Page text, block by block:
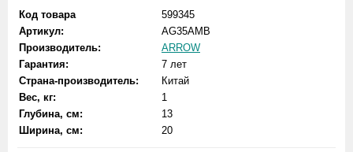
Код товара
599345
Артикул:
AG35AMB
Производитель:
ARROW
Гарантия:
7 лет
Страна-производитель:
Китай
Вес, кг:
1
Глубина, см:
13
Ширина, см:
20